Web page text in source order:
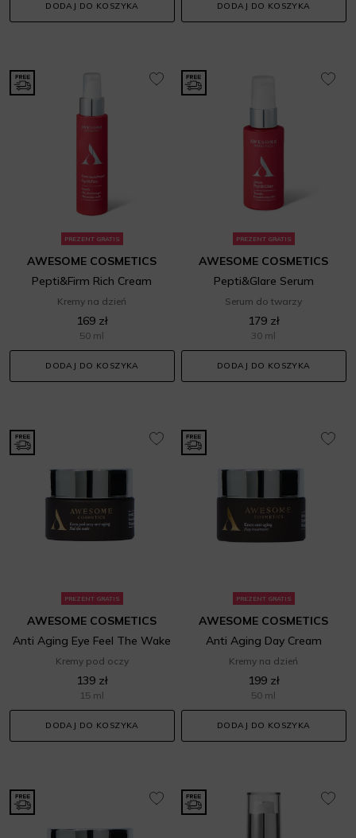
DODAJ DO KOSZYKA DODAJ DO KOSZYKA
PREZENT GRATIS
AWESOME COSMETICS
Pepti&Firm Rich Cream
Kremy na dzień
169 zł
50 ml
DODAJ DO KOSZYKA
PREZENT GRATIS
AWESOME COSMETICS
Pepti&Glare Serum
Serum do twarzy
179 zł
30 ml
DODAJ DO KOSZYKA
PREZENT GRATIS
AWESOME COSMETICS
Anti Aging Eye Feel The Wake
Kremy pod oczy
139 zł
15 ml
DODAJ DO KOSZYKA
PREZENT GRATIS
AWESOME COSMETICS
Anti Aging Day Cream
Kremy na dzień
199 zł
50 ml
DODAJ DO KOSZYKA